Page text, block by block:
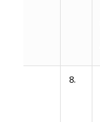
8.